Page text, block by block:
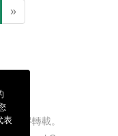
表
»
不得轉載。